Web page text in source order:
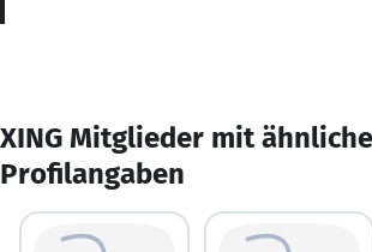
XING Mitglieder mit
Profilangaben